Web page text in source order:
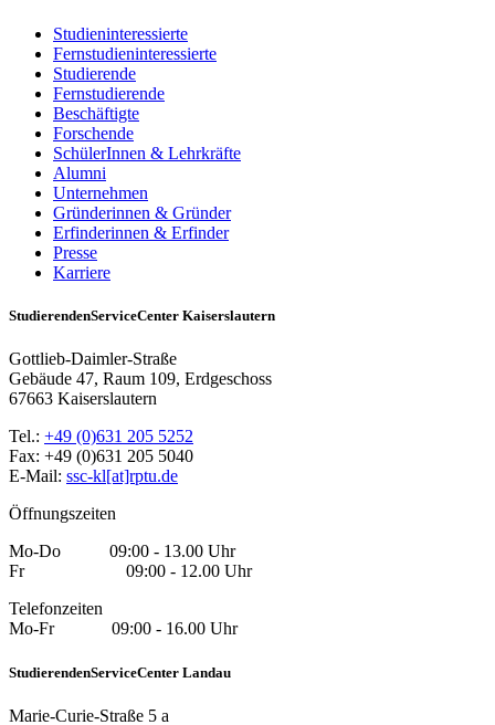
Studieninteressierte
Fernstudieninteressierte
Studierende
Fernstudierende
Beschäftigte
Forschende
SchülerInnen & Lehrkräfte
Alumni
Unternehmen
Gründerinnen & Gründer
Erfinderinnen & Erfinder
Presse
Karriere
StudierendenServiceCenter Kaiserslautern
Gottlieb-Daimler-Straße
Gebäude 47, Raum 109, Erdgeschoss
67663 Kaiserslautern
Tel.: +49 (0)631 205 5252
Fax: +49 (0)631 205 5040
E-Mail: ssc-kl[at]rptu.de
Öffnungszeiten
Mo-Do 09:00 - 13.00 Uhr
Fr 09:00 - 12.00 Uhr
Telefonzeiten
Mo-Fr 09:00 - 16.00 Uhr
StudierendenServiceCenter Landau
Marie-Curie-Straße 5 a